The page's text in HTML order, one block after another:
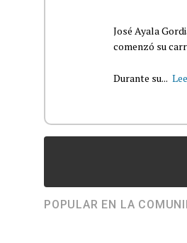
José Ayala
comenzó su
Durante su...
POPULAR EN LA